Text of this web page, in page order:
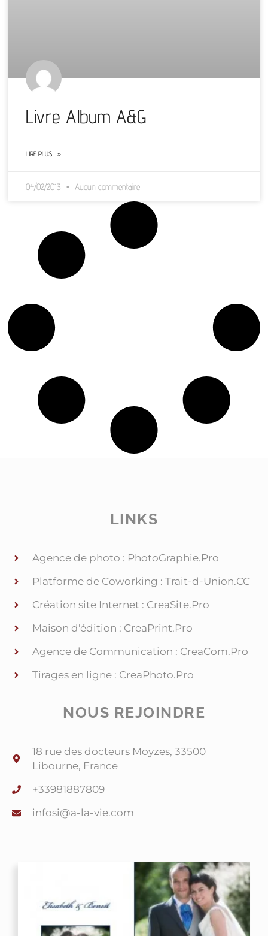
Livre Album A&G
LIRE PLUS… »
04/02/2013 Aucun commentaire
LINKS
Agence de photo : PhotoGraphie.Pro
Platforme de Coworking : Trait-d-Union.CC
Création site Internet : CreaSite.Pro
Maison d'édition : CreaPrint.Pro
Agence de Communication : CreaCom.Pro
Tirages en ligne : CreaPhoto.Pro
NOUS REJOINDRE
18 rue des docteurs Moyzes, 33500
Libourne, France
+33981887809
moc.eiv-al-a
@isofni